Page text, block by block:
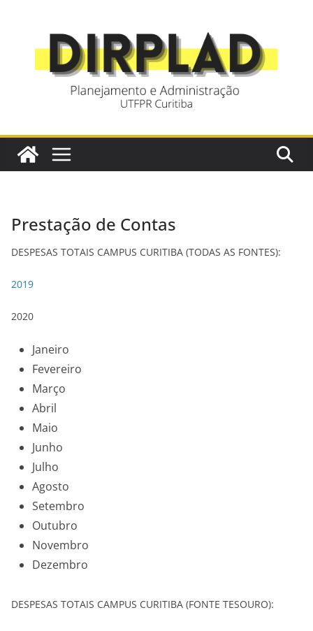
conteúdo
Prestação de Contas
DESPESAS TOTAIS CAMPUS CURITIBA (TODAS AS FONTES):
2019
2020
Janeiro
Fevereiro
Março
Abril
Maio
Junho
Julho
Agosto
Setembro
Outubro
Novembro
Dezembro
DESPESAS TOTAIS CAMPUS CURITIBA (FONTE TESOURO):